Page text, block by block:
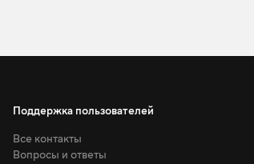
Поддержка пользователей
Все контакты
Вопросы и ответы